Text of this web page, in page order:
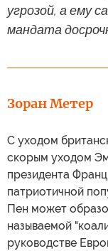
угрозой, а ему
мандата
Зоран Метер
С уходом
скорым уходом
президента
патриотичной
Пен может
называемой
руководстве